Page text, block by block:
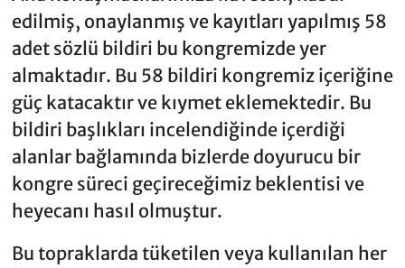
edilmiş, onaylanmış ve kayıtları yapılmış 58
adet sözlü bildiri bu kongremizde yer
almaktadır. Bu 58 bildiri kongremiz içeriğine
güç katacaktır ve kıymet eklemektedir. Bu
bildiri başlıkları incelendiğinde içerdiği
alanlar bağlamında bizlerde doyurucu bir
kongre süreci geçireceğimiz beklentisi ve
heyecanı hasıl olmuştur.
Bu topraklarda tüketilen veya kullanılan her